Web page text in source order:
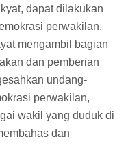
dapat dilakukan
perwakilan.
mengambil bagian
dan pemberian
undang-
perwakilan,
wakil yang duduk di
dan